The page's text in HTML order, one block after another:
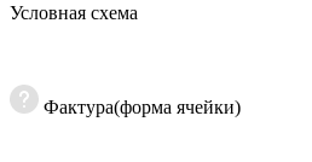
Условная схема
Фактура(форма ячейки)